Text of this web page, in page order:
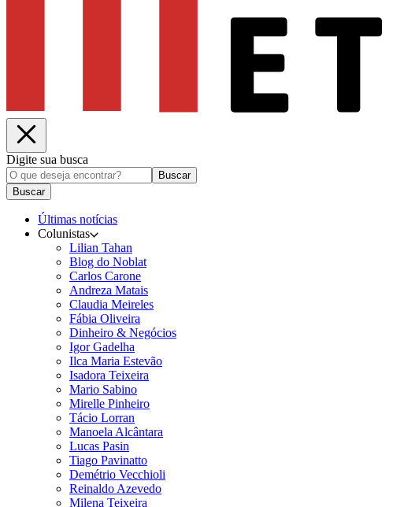
Digite sua busca
Buscar
Buscar
Últimas notícias
Colunistas
Lilian Tahan
Blog do Noblat
Carlos Carone
Andreza Matais
Claudia Meireles
Fábia Oliveira
Dinheiro & Negócios
Igor Gadelha
Ilca Maria Estevão
Isadora Teixeira
Mario Sabino
Mirelle Pinheiro
Tácio Lorran
Manoela Alcântara
Lucas Pasin
Tiago Pavinatto
Demétrio Vecchioli
Reinaldo Azevedo
Milena Teixeira